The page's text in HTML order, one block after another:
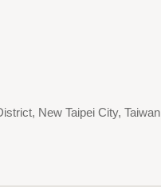
New Taipei City, Taiwan